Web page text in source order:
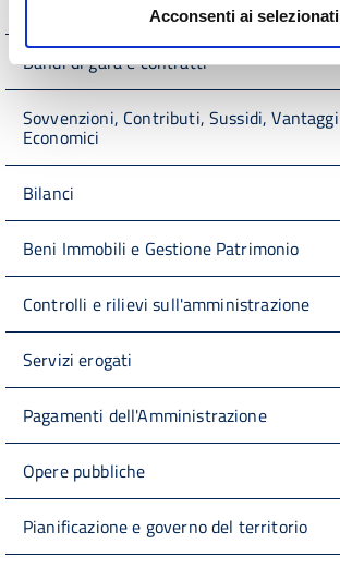
Acconsenti ai selezionati
Bandi di gara e contratti
Sovvenzioni, Contributi, Sussidi, Vantaggi
Economici
Bilanci
Beni Immobili e Gestione Patrimonio
Controlli e rilievi sull'amministrazione
Servizi erogati
Pagamenti dell'Amministrazione
Opere pubbliche
Pianificazione e governo del territorio